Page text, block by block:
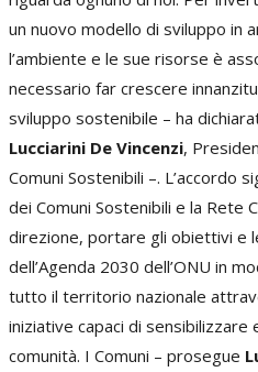
un nuovo modello di sviluppo in
l’ambiente e le sue risorse è
necessario far crescere
sviluppo sostenibile – ha
Lucciarini De Vincenzi,
Comuni Sostenibili –. L’accordo
dei Comuni Sostenibili e la Rete
direzione, portare gli obiettivi e
dell’Agenda 2030 dell’ONU in
tutto il territorio nazionale
iniziative capaci di sensibilizzare
comunità. I Comuni – prosegue